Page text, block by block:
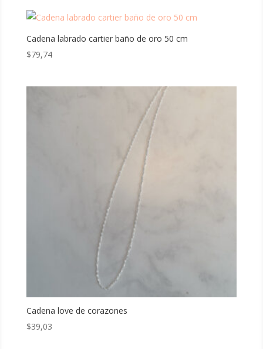
Cadena labrado cartier baño de oro 50 cm
$79,74
Cadena love de corazones
$39,03